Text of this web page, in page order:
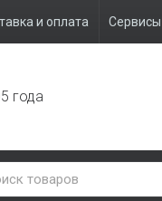
и оплата Сервисы
года